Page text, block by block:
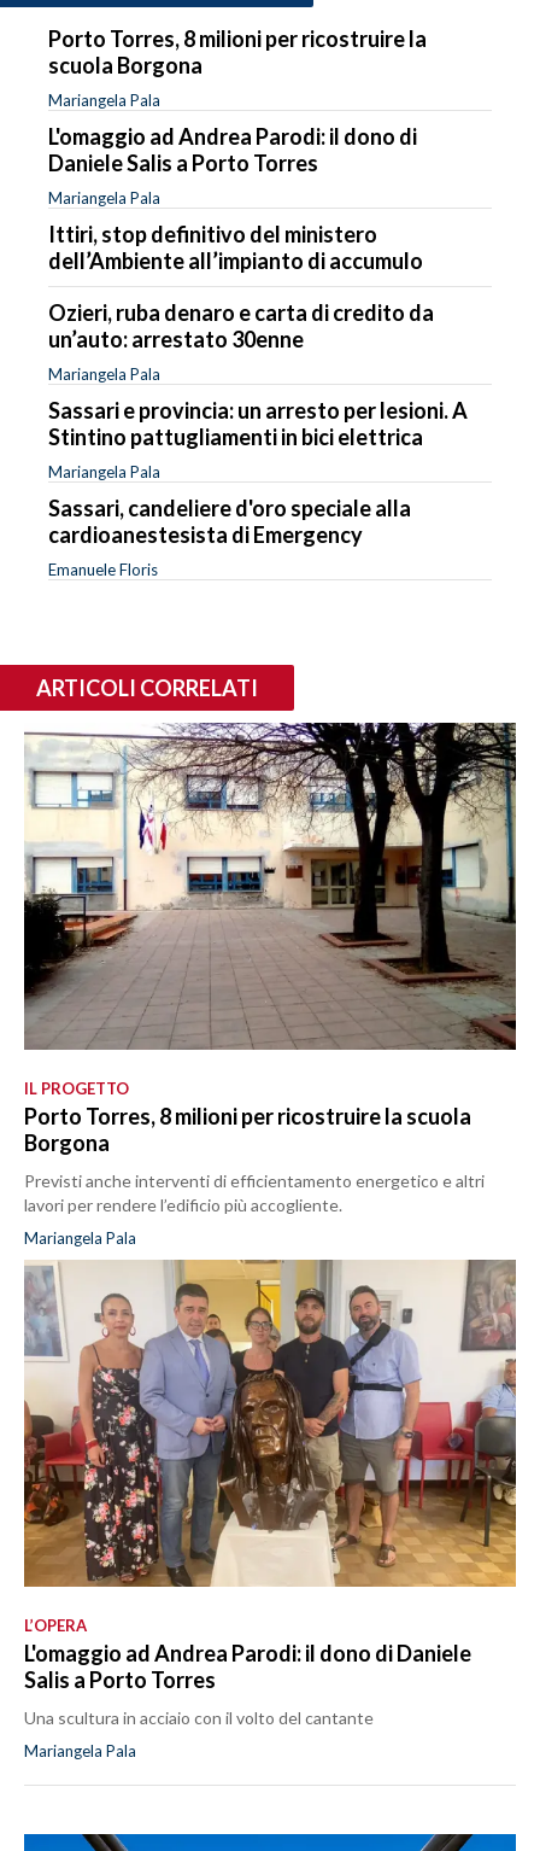
Porto Torres, 8 milioni per ricostruire la
scuola Borgona
Mariangela Pala
L'omaggio ad Andrea Parodi: il dono di
Daniele Salis a Porto Torres
Mariangela Pala
Ittiri, stop definitivo del ministero
dell’Ambiente all’impianto di accumulo
Ozieri, ruba denaro e carta di credito da
un’auto: arrestato 30enne
Mariangela Pala
Sassari e provincia: un arresto per lesioni. A
Stintino pattugliamenti in bici elettrica
Mariangela Pala
Sassari, candeliere d'oro speciale alla
cardioanestesista di Emergency
Emanuele Floris
ARTICOLI CORRELATI
IL PROGETTO
Porto Torres, 8 milioni per ricostruire la scuola
Borgona
Previsti anche interventi di efficientamento energetico e altri
lavori per rendere l’edificio più accogliente.
Mariangela Pala
L’OPERA
L'omaggio ad Andrea Parodi: il dono di Daniele
Salis a Porto Torres
Una scultura in acciaio con il volto del cantante
Mariangela Pala